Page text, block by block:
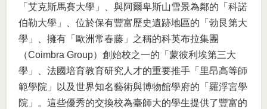
「艾克斯馬賽大學」、與阿爾卑斯山雪景為鄰的「科諾
伯勒大學」、位於保有豐富歷史遺跡地區的「勃艮第大
學」、擁有「歐洲常春藤」之稱的科英布拉集團
（Coimbra Group）創始校之一的「蒙彼利埃第三大
學」、法國培育教育研究人才的重要推手「里昂高等師
範學院」以及世界知名藝術與博物館學府的「羅浮宮學
院」。這些優秀的交換校為臺師大的學生提供了豐富的